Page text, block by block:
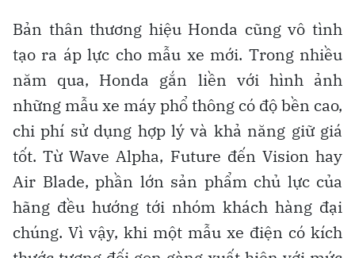
Bản thân thương hiệu Honda cũng vô tình
tạo ra áp lực cho mẫu xe mới. Trong nhiều
năm qua, Honda gắn liền với hình ảnh
những mẫu xe máy phổ thông có độ bền cao,
chi phí sử dụng hợp lý và khả năng giữ giá
tốt. Từ Wave Alpha, Future đến Vision hay
Air Blade, phần lớn sản phẩm chủ lực của
hãng đều hướng tới nhóm khách hàng đại
chúng. Vì vậy, khi một mẫu xe điện có kích